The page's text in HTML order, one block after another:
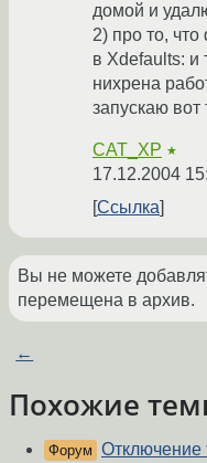
домой и
2) про то,
в Xdefaults: и
нихрена
запускаю вот
CAT_XP ★
17.12.2004
Ссылка
Вы не можете
перемещена в архив.
←
Похожие
Форум Отключение